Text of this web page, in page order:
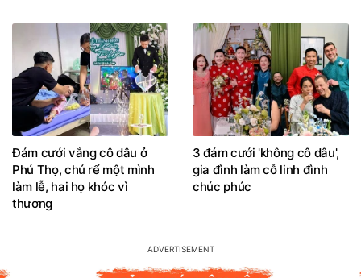
Đám cưới vắng cô dâu ở
Phú Thọ, chú rể một mình
làm lễ, hai họ khóc vì
thương
3 đám cưới 'không cô dâu',
gia đình làm cỗ linh đình
chúc phúc